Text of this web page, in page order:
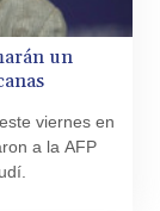
un
viernes en
a la AFP